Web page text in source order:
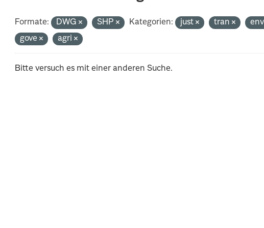
Formate: DWG SHP Kategorien: just tran
gove
agri
Bitte versuch es mit einer anderen Suche.